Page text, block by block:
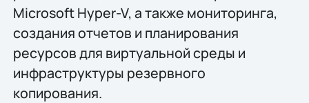
Microsoft Hyper-V, а также мониторинга,
создания отчетов и планирования
ресурсов для виртуальной среды и
инфраструктуры резервного
копирования.